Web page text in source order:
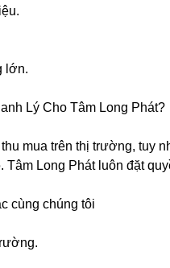
lớn.
Lý Cho Tâm Long Phát?
mua trên thị trường, tuy
Tâm Long Phát luôn đặt
cùng chúng tôi